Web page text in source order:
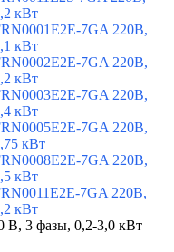
кВт
7GA 220В,
кВт
7GA 220В,
кВт
7GA 220В,
кВт
7GA 220В,
кВт
7GA 220В,
кВт
7GA 220В,
кВт
В, 3 фазы, 0,2-3,0 кВт